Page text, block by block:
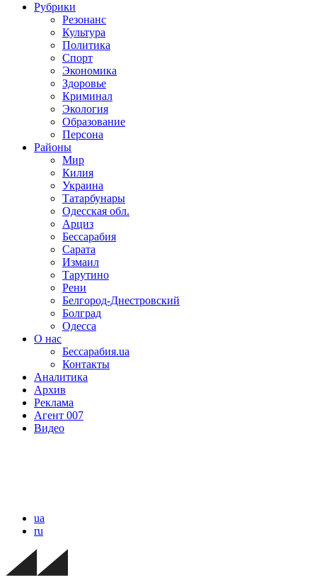
Рубрики
Резонанс
Культура
Политика
Спорт
Экономика
Здоровье
Криминал
Экология
Образование
Персона
Районы
Мир
Килия
Украина
Татарбунары
Одесская обл.
Арциз
Бессарабия
Сарата
Измаил
Тарутино
Рени
Белгород-Днестровский
Болград
Одесса
О нас
Бессарабия.ua
Контакты
Аналитика
Архив
Реклама
Агент 007
Видео
ua
ru